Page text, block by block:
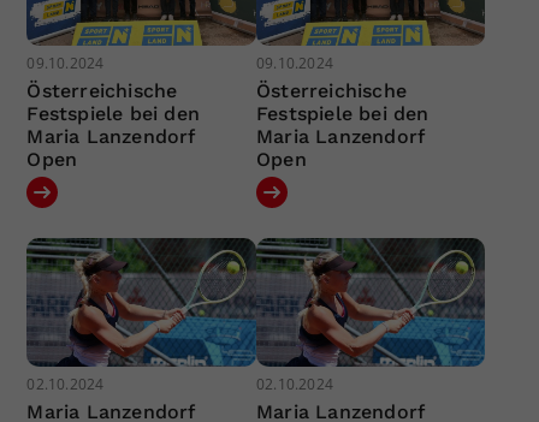
09.10.2024
Österreichische
Festspiele bei den
Maria Lanzendorf
Open
09.10.2024
Österreichische
Festspiele bei den
Maria Lanzendorf
Open
02.10.2024
Maria Lanzendorf
02.10.2024
Maria Lanzendorf